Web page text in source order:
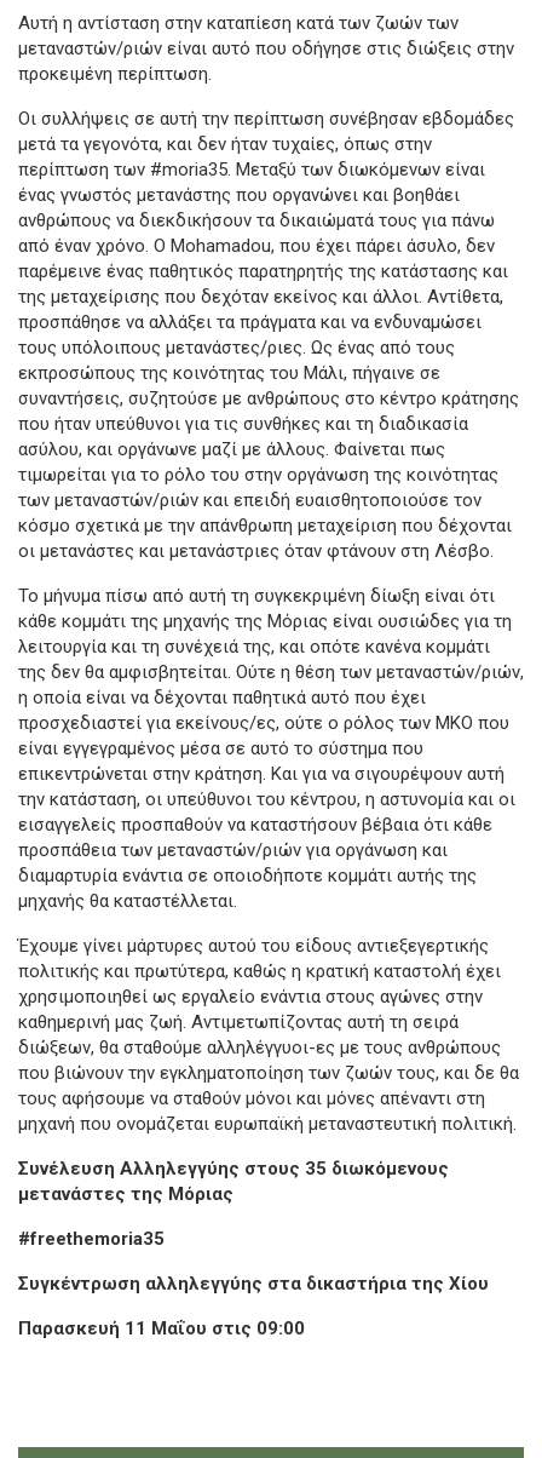
Αυτή η αντίσταση στην καταπίεση κατά των ζωών των
μεταναστών/ριών είναι αυτό που οδήγησε στις διώξεις στην
προκειμένη περίπτωση.
​Οι συλλήψεις σε αυτή την περίπτωση συνέβησαν εβδομάδες
μετά τα γεγονότα, και δεν ήταν τυχαίες, όπως στην
περίπτωση των #moria35. Μεταξύ των διωκόμενων είναι
ένας γνωστός μετανάστης που οργανώνει και βοηθάει
ανθρώπους να διεκδικήσουν τα δικαιώματά τους για πάνω
από έναν χρόνο. Ο Mohamadou, που έχει πάρει άσυλο, δεν
παρέμεινε ένας παθητικός παρατηρητής της κατάστασης και
της μεταχείρισης που δεχόταν εκείνος και άλλοι. Αντίθετα,
προσπάθησε να αλλάξει τα πράγματα και να ενδυναμώσει
τους υπόλοιπους μετανάστες/ριες. Ως ένας από τους
εκπροσώπους της κοινότητας του Μάλι, πήγαινε σε
συναντήσεις, συζητούσε με ανθρώπους στο κέντρο κράτησης
που ήταν υπεύθυνοι για τις συνθήκες και τη διαδικασία
ασύλου, και οργάνωνε μαζί με άλλους. Φαίνεται πως
τιμωρείται για το ρόλο του στην οργάνωση της κοινότητας
των μεταναστών/ριών και επειδή ευαισθητοποιούσε τον
κόσμο σχετικά με την απάνθρωπη μεταχείριση που δέχονται
οι μετανάστες και μετανάστριες όταν φτάνουν στη Λέσβο.
Το μήνυμα πίσω από αυτή τη συγκεκριμένη δίωξη είναι ότι
κάθε κομμάτι της μηχανής της Μόριας είναι ουσιώδες για τη
λειτουργία και τη συνέχειά της, και οπότε κανένα κομμάτι
της δεν θα αμφισβητείται. Ούτε η θέση των μεταναστών/ριών,
η οποία είναι να δέχονται παθητικά αυτό που έχει
προσχεδιαστεί για εκείνους/ες, ούτε ο ρόλος των ΜΚΟ που
είναι εγγεγραμένος μέσα σε αυτό το σύστημα που
επικεντρώνεται στην κράτηση. Και για να σιγουρέψουν αυτή
την κατάσταση, οι υπεύθυνοι του κέντρου, η αστυνομία και οι
εισαγγελείς προσπαθούν να καταστήσουν βέβαια ότι κάθε
προσπάθεια των μεταναστών/ριών για οργάνωση και
διαμαρτυρία ενάντια σε οποιοδήποτε κομμάτι αυτής της
μηχανής θα καταστέλλεται.
Έχουμε γίνει μάρτυρες αυτού του είδους αντιεξεγερτικής
πολιτικής και πρωτύτερα, καθώς η κρατική καταστολή έχει
χρησιμοποιηθεί ως εργαλείο ενάντια στους αγώνες στην
καθημερινή μας ζωή. Αντιμετωπίζοντας αυτή τη σειρά
διώξεων, θα σταθούμε αλληλέγγυοι-ες με τους ανθρώπους
που βιώνουν την εγκληματοποίηση των ζωών τους, και δε θα
τους αφήσουμε να σταθούν μόνοι και μόνες απέναντι στη
μηχανή που ονομάζεται ευρωπαϊκή μεταναστευτική πολιτική.
Συνέλευση Αλληλεγγύης στους 35 διωκόμενους
μετανάστες της Μόριας
#freethemoria35
Συγκέντρωση αλληλεγγύης στα δικαστήρια της Χίου
Παρασκευή 11 Μαΐου στις 09:00